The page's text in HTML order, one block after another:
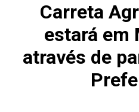
Carreta
estará em
através de